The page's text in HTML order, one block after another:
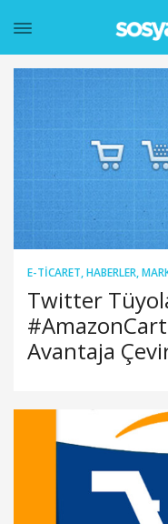
E-TICARET,HABERLER,
Twitter
#AmazonCart
Avantaja